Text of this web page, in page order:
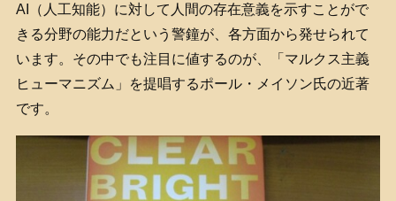
AI（人工知能）に対して人間の存在意義を示すことがで
きる分野の能力だという警鐘が、各方面から発せられて
います。その中でも注目に値するのが、「マルクス主義
ヒューマニズム」を提唱するポール・メイソン氏の近著
です。